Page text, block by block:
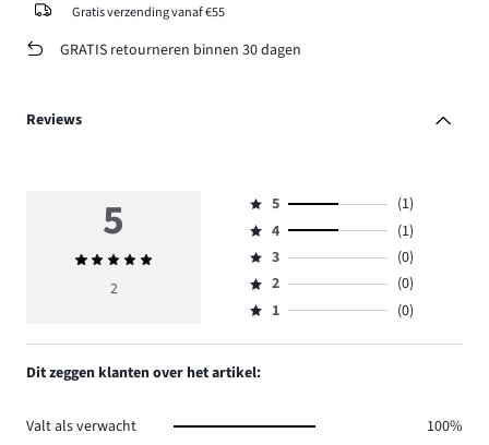
Gratis verzending vanaf €55
GRATIS retourneren binnen 30 dagen
Reviews
5
Gemiddelde
beoordeling
2
Beoordeling
5,
aantal
reviews
1.
5
(1)
Beoordeling
4,
aantal
reviews
4
(1)
Beoordeling
3,
aantal
3
(0)
Beoordeling
2,
0.
2
(0)
Beoordeling
1,
aantal
reviews
1 (0)
Dit zeggen klanten over het artikel:
Valt als verwacht
100%